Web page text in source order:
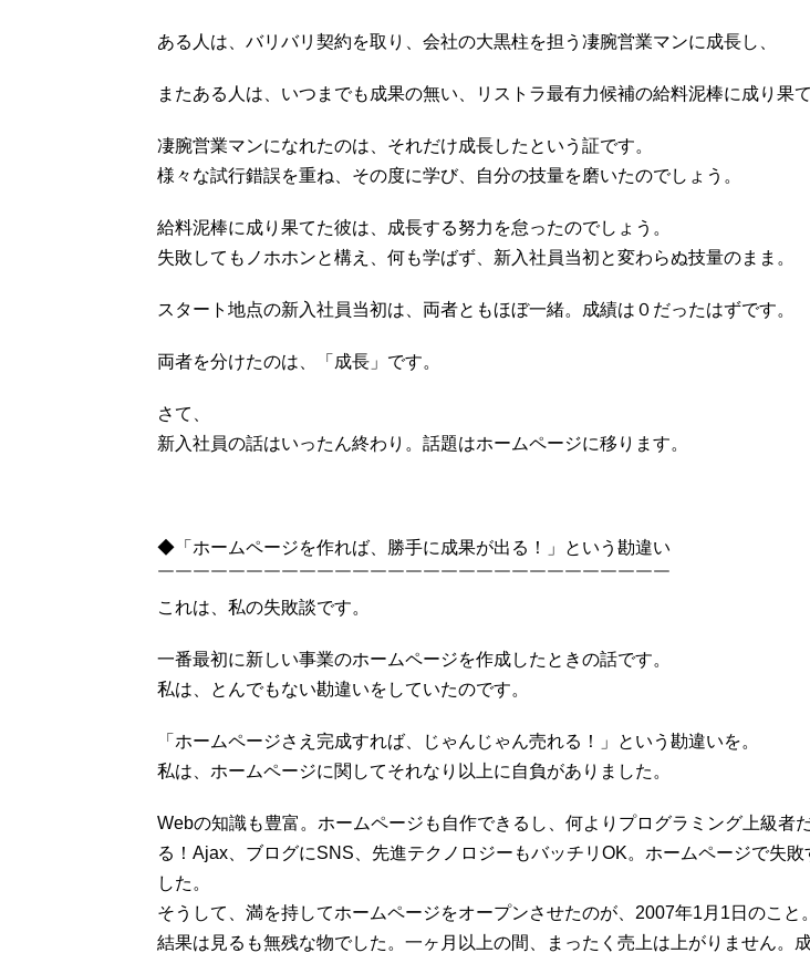
ある人は、バリバリ契約を取り、会社の大黒柱を担う凄腕営業マンに成長し、
またある人は、いつまでも成果の無い、リストラ最有力候補の給料泥棒に成り果て
凄腕営業マンになれたのは、それだけ成長したという証です。
様々な試行錯誤を重ね、その度に学び、自分の技量を磨いたのでしょう。
給料泥棒に成り果てた彼は、成長する努力を怠ったのでしょう。
失敗してもノホホンと構え、何も学ばず、新入社員当初と変わらぬ技量のまま。
スタート地点の新入社員当初は、両者ともほぼ一緒。成績は０だったはずです。
両者を分けたのは、「成長」です。
さて、
新入社員の話はいったん終わり。話題はホームページに移ります。
◆「ホームページを作れば、勝手に成果が出る！」という勘違い
￣￣￣￣￣￣￣￣￣￣￣￣￣￣￣￣￣￣￣￣￣￣￣￣￣￣￣￣￣
これは、私の失敗談です。
一番最初に新しい事業のホームページを作成したときの話です。
私は、とんでもない勘違いをしていたのです。
「ホームページさえ完成すれば、じゃんじゃん売れる！」という勘違いを。
私は、ホームページに関してそれなり以上に自負がありました。
Webの知識も豊富。ホームページも自作できるし、何よりプログラミング上級者
る！Ajax、ブログにSNS、先進テクノロジーもバッチリOK。ホームページで失
した。
そうして、満を持してホームページをオープンさせたのが、2007年1月1日のこと。
結果は見るも無残な物でした。一ヶ月以上の間、まったく売上は上がりません。